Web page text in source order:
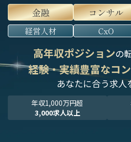
金融
コンサル
経営人材 CxO
高年収ポジションの
経験・実績豊富なコ
あなたに合う求人
年収1,000万円超
3,000求人以上